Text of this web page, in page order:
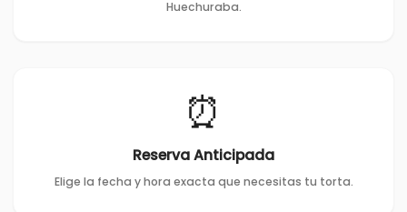
Huechuraba.
⏰
Reserva Anticipada
Elige la fecha y hora exacta que necesitas tu torta.